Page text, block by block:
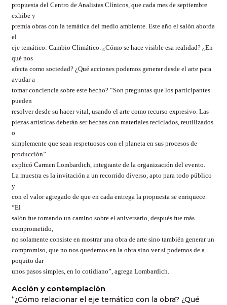
propuesta del Centro de Analistas Clínicos, que cada mes de septiembre
exhibe y
premia obras con la temática del medio ambiente. Este año el salón aborda
el
eje temático: Cambio Climático. ¿Cómo se hace visible esa realidad? ¿En
qué nos
afecta como sociedad? ¿Qué acciones podemos generar desde el arte para
ayudar a
tomar conciencia sobre este hecho? “Son preguntas que los participantes
pueden
resolver desde su hacer vital, usando el arte como recurso expresivo. Las
piezas artísticas deberán ser hechas con materiales reciclados, reutilizados
o
simplemente que sean respetuosos con el planeta en sus procesos de
producción”
explicó Carmen Lombardich, integrante de la organización del evento.
La muestra es la invitación a un recorrido diverso, apto para todo público
y
con el valor agregado de que en cada entrega la propuesta se enriquece.
“El
salón fue tomando un camino sobre el aniversario, después fue más
comprometido,
no solamente consiste en mostrar una obra de arte sino también generar un
compromiso, que no nos quedemos en la obra sino ver si podemos de a
poquito dar
unos pasos simples, en lo cotidiano”, agrega Lombardich.
Acción y contemplación
“¿Cómo relacionar el eje temático con la obra? ¿Qué